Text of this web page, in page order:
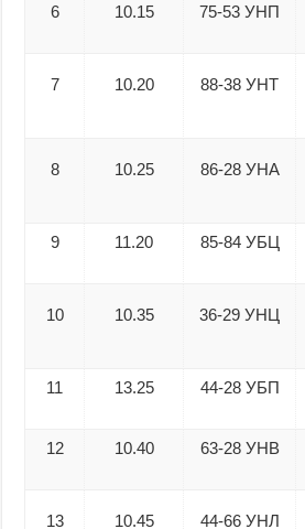
6 10.15 75-53 УНП
7 10.20 88-38 УНТ
8 10.25 86-28 УНА
9 11.20 85-84 УБЦ
10 10.35 36-29 УНЦ
11 13.25 44-28 УБП
12 10.40 63-28 УНВ
13 10.45 44-66 УНЛ